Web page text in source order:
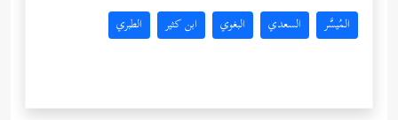
المُيسَّر السعدي البغوي ابن كثير الطبري